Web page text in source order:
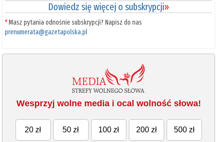
Dowiedz się więcej o subskrypcji»
*Masz pytania odnośnie subskrypcji? Napisz do nas
prenumerata@gazetapolska.pl
Wesprzyj wolne media i ocal wolność słowa!
20 zł 50 zł 100 zł 200 zł 500 zł